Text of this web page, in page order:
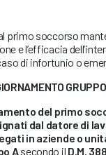
primo soccorso
e l’efficacia
di infortunio o
del primo
dal datore di
in aziende o
Asecondo il D.M.